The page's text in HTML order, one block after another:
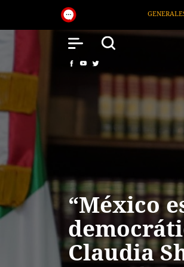
“México
Claudia